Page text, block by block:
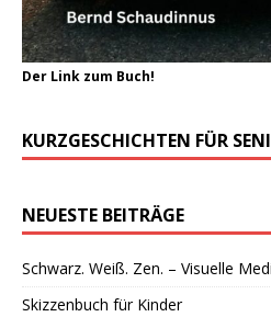
Der Link zum Buch!
KURZGESCHICHTEN FÜR
NEUESTE BEITRÄGE
Schwarz. Weiß. Zen. – Visuelle
Skizzenbuch für Kinder